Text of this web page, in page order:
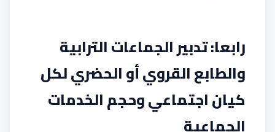
رابعا: تدبير الجماعات الترابية
والطابع القروي أو الحضري لكل
كيان اجتماعي وحجم الخدمات
الجماعية